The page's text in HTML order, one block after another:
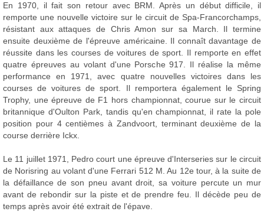
En 1970, il fait son retour avec BRM. Après un début difficile, il
remporte une nouvelle victoire sur le circuit de Spa-Francorchamps,
résistant aux attaques de Chris Amon sur sa March. Il termine
ensuite deuxième de l'épreuve américaine. Il connaît davantage de
réussite dans les courses de voitures de sport. Il remporte en effet
quatre épreuves au volant d'une Porsche 917. Il réalise la même
performance en 1971, avec quatre nouvelles victoires dans les
courses de voitures de sport. Il remportera également le Spring
Trophy, une épreuve de F1 hors championnat, courue sur le circuit
britannique d'Oulton Park, tandis qu'en championnat, il rate la pole
position pour 4 centièmes à Zandvoort, terminant deuxième de la
course derrière Ickx.
Le 11 juillet 1971, Pedro court une épreuve d'Interseries sur le circuit
de Norisring au volant d'une Ferrari 512 M. Au 12e tour, à la suite de
la défaillance de son pneu avant droit, sa voiture percute un mur
avant de rebondir sur la piste et de prendre feu. Il décède peu de
temps après avoir été extrait de l'épave.